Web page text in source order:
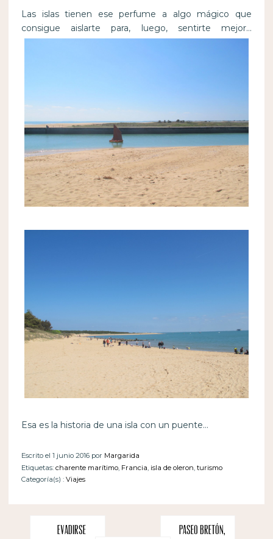
Las islas tienen ese perfume a algo mágico que
consigue aislarte para, luego, sentirte mejor…
Esa es la historia de una isla con un puente…
Escrito el 1 junio 2016 por Margarida
Etiquetas: charente marítimo, Francia, isla de oleron, turismo
Categoría(s) : Viajes
Evadirse
Paseo bretón,